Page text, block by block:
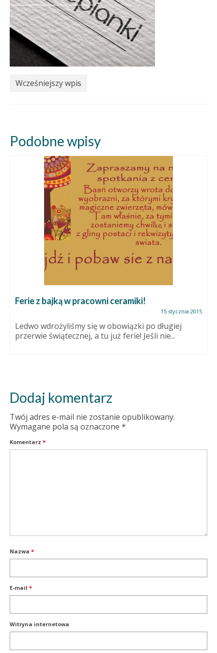
Wcześniejszy wpis
Podobne wpisy
Ferie z bajką w pracowni ceramiki!
15 stycznia 2015
Ledwo wdrożyliśmy się w obowiązki po długiej
przerwie świątecznej, a tu już ferie! Jeśli nie...
Dodaj komentarz
Twój adres e-mail nie zostanie opublikowany.
Wymagane pola są oznaczone *
Komentarz *
Nazwa *
E-mail *
Witryna internetowa